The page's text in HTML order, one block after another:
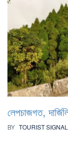
লেপচাজগত,
BY TOURIST SIGNAL